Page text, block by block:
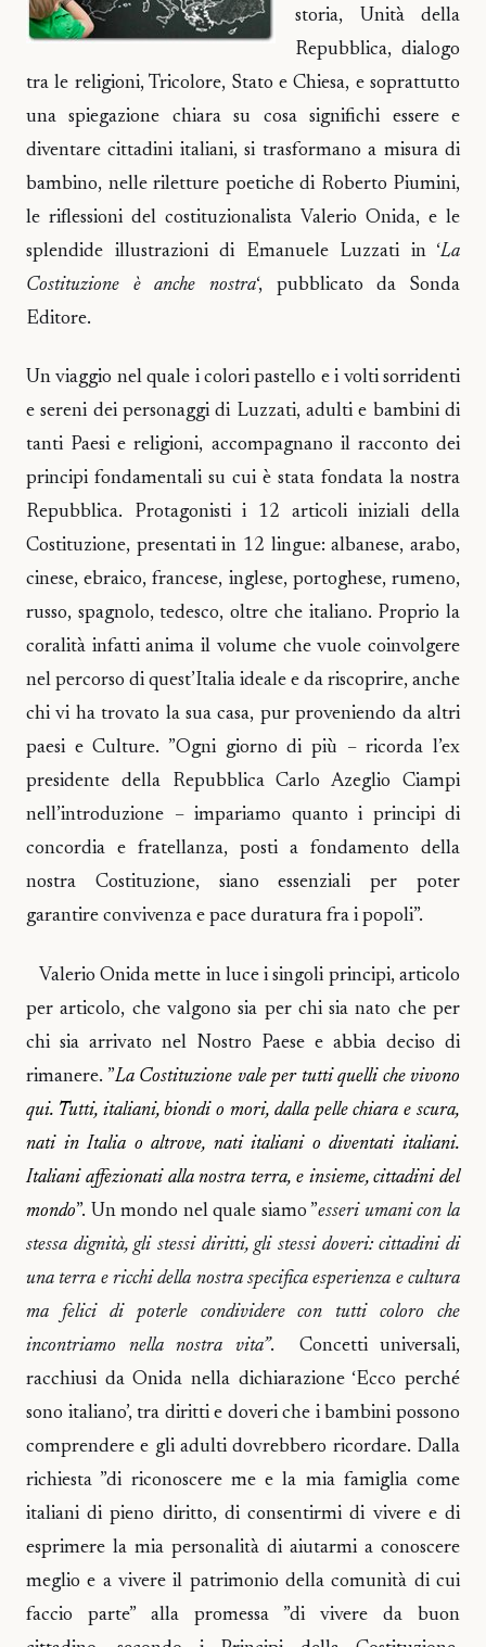
storia, Unità della
Repubblica, dialogo
tra le religioni, Tricolore, Stato e Chiesa, e soprattutto
una spiegazione chiara su cosa significhi essere e
diventare cittadini italiani, si trasformano a misura di
bambino, nelle riletture poetiche di Roberto Piumini,
le riflessioni del costituzionalista Valerio Onida, e le
splendide illustrazioni di Emanuele Luzzati in ‘La
Costituzione è anche nostra‘, pubblicato da Sonda
Editore.
Un viaggio nel quale i colori pastello e i volti sorridenti
e sereni dei personaggi di Luzzati, adulti e bambini di
tanti Paesi e religioni, accompagnano il racconto dei
principi fondamentali su cui è stata fondata la nostra
Repubblica. Protagonisti i 12 articoli iniziali della
Costituzione, presentati in 12 lingue: albanese, arabo,
cinese, ebraico, francese, inglese, portoghese, rumeno,
russo, spagnolo, tedesco, oltre che italiano. Proprio la
coralità infatti anima il volume che vuole coinvolgere
nel percorso di quest’Italia ideale e da riscoprire, anche
chi vi ha trovato la sua casa, pur proveniendo da altri
paesi e Culture. ”Ogni giorno di più – ricorda l’ex
presidente della Repubblica Carlo Azeglio Ciampi
nell’introduzione – impariamo quanto i principi di
concordia e fratellanza, posti a fondamento della
nostra Costituzione, siano essenziali per poter
garantire convivenza e pace duratura fra i popoli”.
Valerio Onida mette in luce i singoli principi, articolo
per articolo, che valgono sia per chi sia nato che per
chi sia arrivato nel Nostro Paese e abbia deciso di
rimanere. ”La Costituzione vale per tutti quelli che vivono
qui. Tutti, italiani, biondi o mori, dalla pelle chiara e scura,
nati in Italia o altrove, nati italiani o diventati italiani.
Italiani affezionati alla nostra terra, e insieme, cittadini del
mondo”. Un mondo nel quale siamo ”esseri umani con la
stessa dignità, gli stessi diritti, gli stessi doveri: cittadini di
una terra e ricchi della nostra specifica esperienza e cultura
ma felici di poterle condividere con tutti coloro che
incontriamo nella nostra vita”. Concetti universali,
racchiusi da Onida nella dichiarazione ‘Ecco perché
sono italiano’, tra diritti e doveri che i bambini possono
comprendere e gli adulti dovrebbero ricordare. Dalla
richiesta ”di riconoscere me e la mia famiglia come
italiani di pieno diritto, di consentirmi di vivere e di
esprimere la mia personalità di aiutarmi a conoscere
meglio e a vivere il patrimonio della comunità di cui
faccio parte” alla promessa ”di vivere da buon